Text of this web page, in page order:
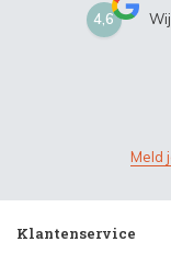
4,6
Meld
Klantenservice